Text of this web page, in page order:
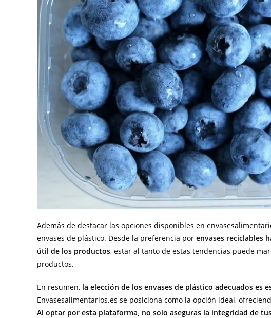
Además de destacar las opciones disponibles en
envases de plástico. Desde la preferencia por envases reciclables
útil de los productos, estar al tanto de estas tendencias puede
productos.
En resumen, la elección de los envases de plástico adecuados es
Envasesalimentarios.es se posiciona como la opción ideal,
Al optar por esta plataforma, no solo aseguras la integridad de